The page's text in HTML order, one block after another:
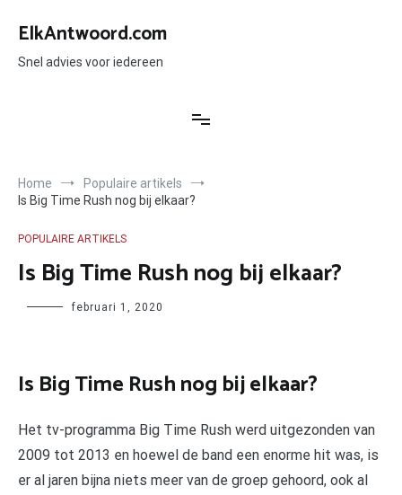
naar
inhoud
ElkAntwoord.com
Snel advies voor iedereen
Home
Populaire artikels
Is Big Time Rush nog bij elkaar?
POPULAIRE ARTIKELS
Is Big Time Rush nog bij elkaar?
Author februari 1, 2020
Is Big Time Rush nog bij elkaar?
Het tv-programma Big Time Rush werd uitgezonden van
2009 tot 2013 en hoewel de band een enorme hit was, is
er al jaren bijna niets meer van de groep gehoord, ook al